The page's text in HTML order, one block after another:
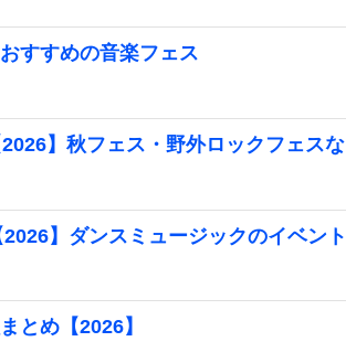
すすめの音楽フェス
】秋フェス・野外ロックフェス
】ダンスミュージックのイベン
とめ【2026】